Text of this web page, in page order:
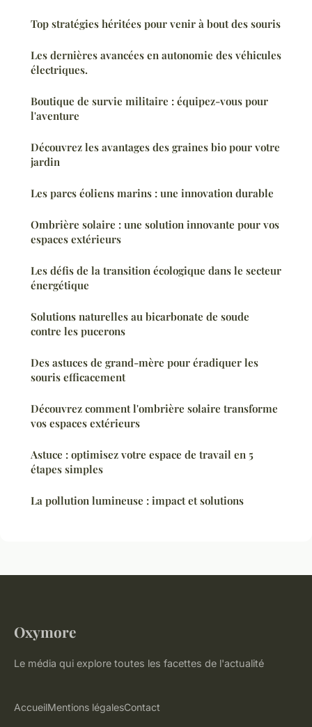
Top stratégies héritées pour venir à bout des souris
Les dernières avancées en autonomie des véhicules
électriques.
Boutique de survie militaire : équipez-vous pour
l'aventure
Découvrez les avantages des graines bio pour votre
jardin
Les parcs éoliens marins : une innovation durable
Ombrière solaire : une solution innovante pour vos
espaces extérieurs
Les défis de la transition écologique dans le secteur
énergétique
Solutions naturelles au bicarbonate de soude
contre les pucerons
Des astuces de grand-mère pour éradiquer les
souris efficacement
Découvrez comment l'ombrière solaire transforme
vos espaces extérieurs
Astuce : optimisez votre espace de travail en 5
étapes simples
La pollution lumineuse : impact et solutions
Oxymore
Le média qui explore toutes les facettes de l'actualité
AccueilMentions légalesContact